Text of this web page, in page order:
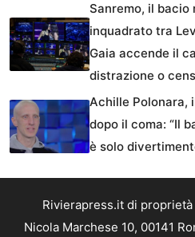
Sanremo, il bacio
inquadrato tra
Gaia accende il
distrazione o
Achille Polonara,
dopo il coma: “Il
è solo
Rivierapress.it di proprietà
Nicola Marchese 10, 00141